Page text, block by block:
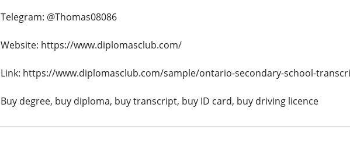
Telegram: @Thomas08086
Website: https://www.diplomasclub.com/
Link: https://www.diplomasclub.com/sample/ontario-secondary-school-
Buy degree, buy diploma, buy transcript, buy ID card, buy driving licence